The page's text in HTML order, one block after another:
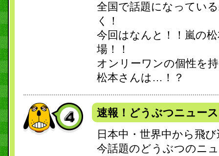
全国で話題になってい
く！
今回はなんと！！嵐の
場！！
オンリーワンの個性を
松本さんは…！？
速報！どうぶつニュー
日本中・世界中から飛
今話題のどうぶつのニ